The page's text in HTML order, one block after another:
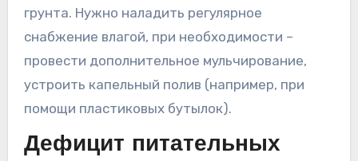
грунта. Нужно наладить регулярное
снабжение влагой, при необходимости –
провести дополнительное мульчирование,
устроить капельный полив (например, при
помощи пластиковых бутылок).
Дефицит питательных